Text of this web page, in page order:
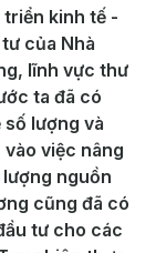
triển kinh tế -
của Nhà
lĩnh vực thư
ta đã có
lượng và
việc nâng
nguồn
cũng đã có
tư cho các